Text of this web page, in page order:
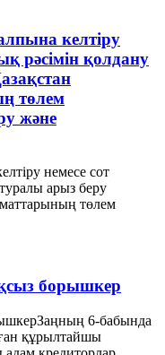
келтіру
рәсімін қолдану
төлем
және
немесе сот
арыз беру
төлем
борышкер
6-бабында
құрылтайшы